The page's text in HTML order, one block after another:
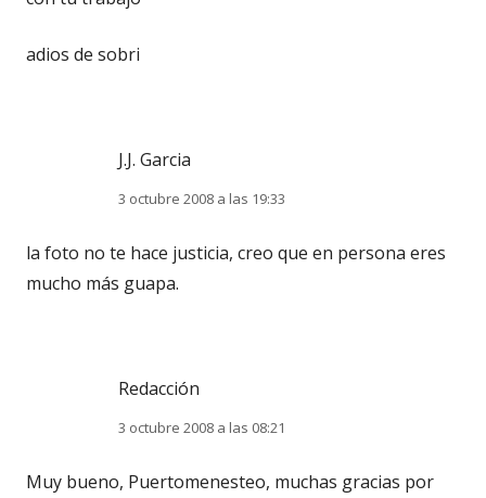
adios de sobri
J.J. Garcia
3 octubre 2008 a las 19:33
la foto no te hace justicia, creo que en persona eres
mucho más guapa.
Redacción
3 octubre 2008 a las 08:21
Muy bueno, Puertomenesteo, muchas gracias por